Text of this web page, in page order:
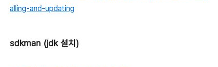
alling-and-updating
sdkman (jdk 설치)